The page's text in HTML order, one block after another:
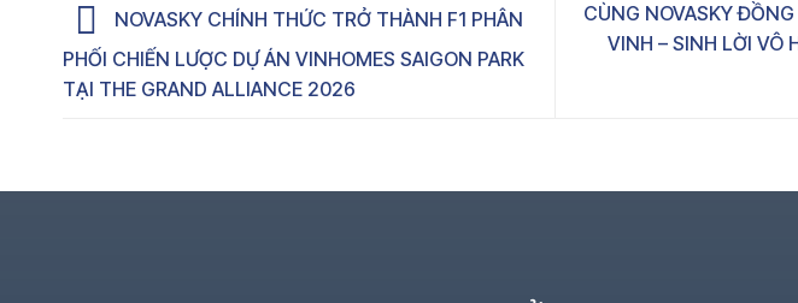
NOVASKY CHÍNH THỨC TRỞ THÀNH F1 PHÂN
PHỐI CHIẾN LƯỢC DỰ ÁN VINHOMES SAIGON PARK
TẠI THE GRAND ALLIANCE 2026
CÙNG NOVASKY
VINH – SINH LỜI VÔ